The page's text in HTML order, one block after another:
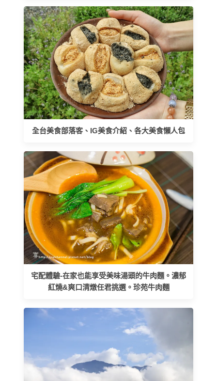
全台美食部落客、IG美食介紹、各大美食懶人包
宅配體驗-在家也能享受美味湯頭的牛肉麵。濃郁
紅燒&爽口清燉任君挑選。珍苑牛肉麵